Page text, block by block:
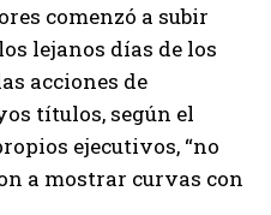
comenzó a subir
lejanos días de los
acciones de
títulos, según el
ejecutivos, “no
a mostrar curvas con